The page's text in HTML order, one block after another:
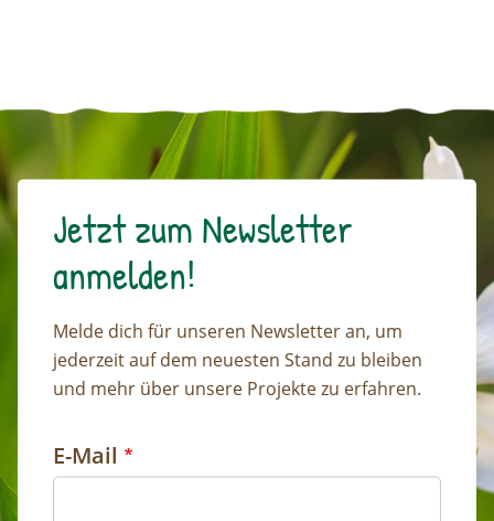
Jetzt zum Newsletter
anmelden!
Melde dich für unseren Newsletter an, um
jederzeit auf dem neuesten Stand zu bleiben
und mehr über unsere Projekte zu erfahren.
E-Mail